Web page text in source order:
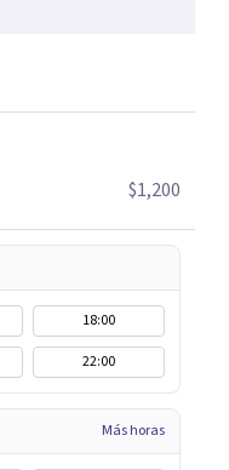
$1,200
18:00
22:00
Más horas